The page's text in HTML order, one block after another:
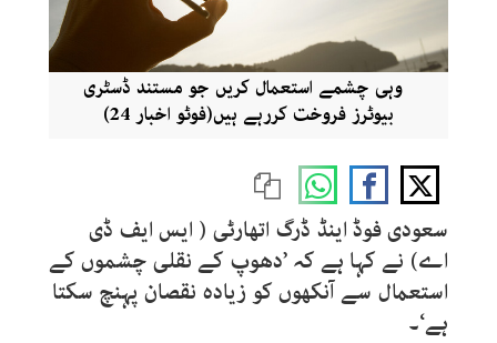
وہی چشمے استعمال کریں جو مستند ڈسٹری
بیوٹرز فروخت کررہے ہیں(فوٹو اخبار 24)
سعودی فوڈ اینڈ ڈرگ اتھارٹی ( ایس ایف ڈی
اے) نے کہا ہے کہ ’دھوپ کے نقلی چشموں کے
استعمال سے آنکھوں کو زیادہ نقصان پہنچ سکتا
ہے‘۔